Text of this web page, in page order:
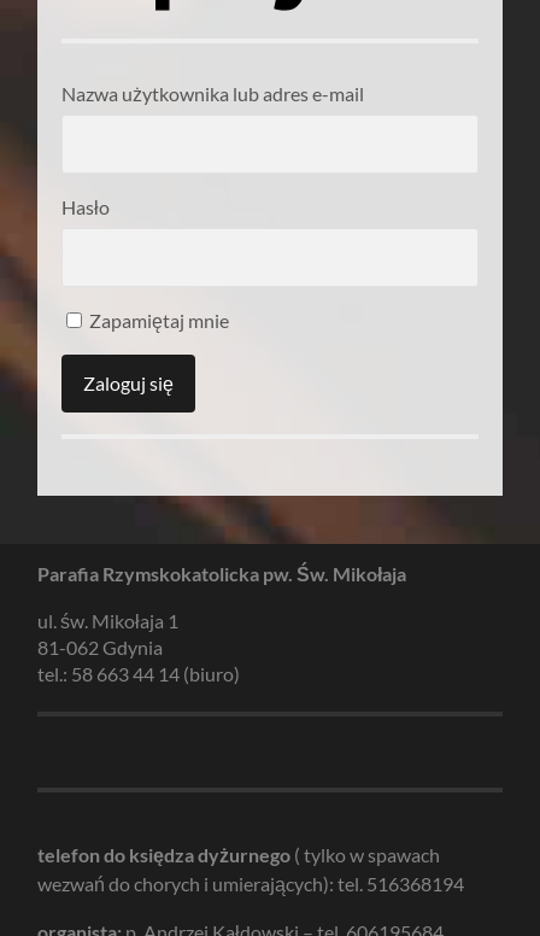
Nazwa użytkownika lub adres e-mail
Hasło
Zapamiętaj mnie
Parafia Rzymskokatolicka pw. Św. Mikołaja
ul. św. Mikołaja 1
81-062 Gdynia
tel.: 58 663 44 14 (biuro)
telefon do księdza dyżurnego ( tylko w spawach
wezwań do chorych i umierających): tel. 516368194